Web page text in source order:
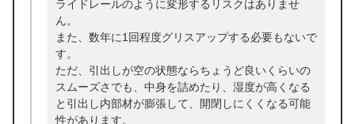
ライドレールのように変形するリスクはありませ
ん。
また、数年に1回程度グリスアップする必要もないで
す。
ただ、引出しが空の状態ならちょうど良いくらいの
スムーズさでも、中身を詰めたり、湿度が高くなる
と引出し内部材が膨張して、開閉しにくくなる可能
性があります。